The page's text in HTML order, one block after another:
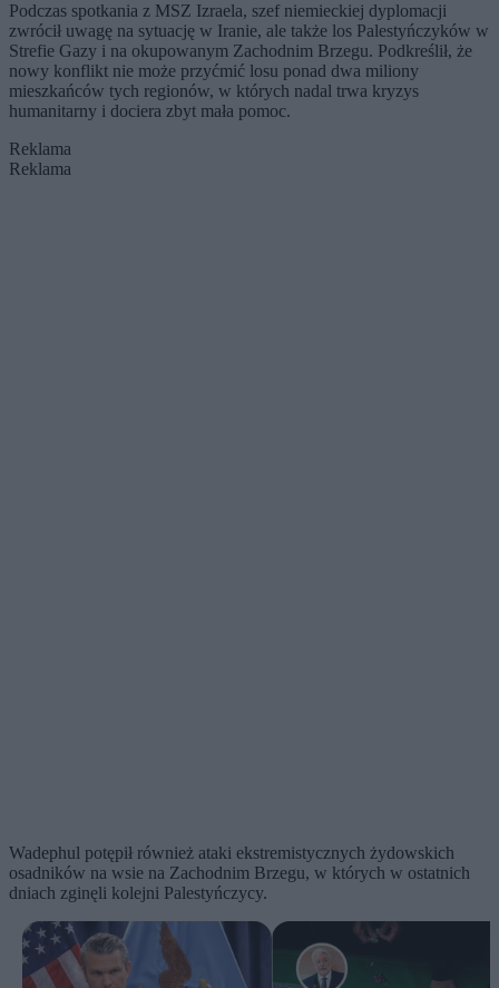
Podczas spotkania z MSZ Izraela, szef niemieckiej dyplomacji
zwrócił uwagę na sytuację w Iranie, ale także los Palestyńczyków w
Strefie Gazy i na okupowanym Zachodnim Brzegu. Podkreślił, że
nowy konflikt nie może przyćmić losu ponad dwa miliony
mieszkańców tych regionów, w których nadal trwa kryzys
humanitarny i dociera zbyt mała pomoc.
Reklama
Reklama
Wadephul potępił również ataki ekstremistycznych żydowskich
osadników na wsie na Zachodnim Brzegu, w których w ostatnich
dniach zginęli kolejni Palestyńczycy.